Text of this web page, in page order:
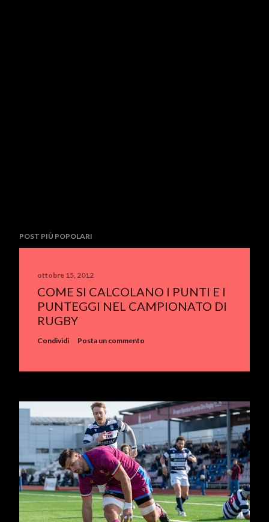
POST PIÙ POPOLARI
ottobre 15, 2012
COME SI CALCOLANO I PUNTI E I
PUNTEGGI NEL CAMPIONATO DI
RUGBY
Condividi Posta un commento